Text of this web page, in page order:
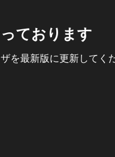
ております
を最新版に更新してくだ